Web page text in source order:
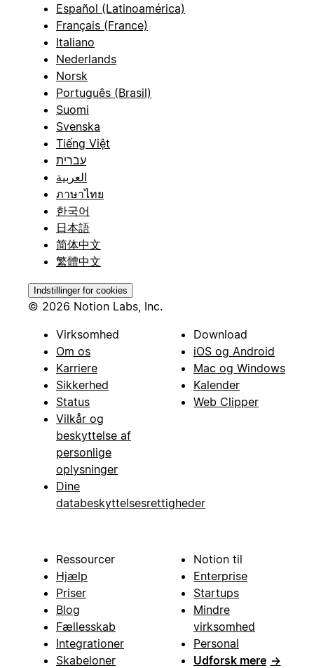
Español (Latinoamérica)
Français (France)
Italiano
Nederlands
Norsk
Português (Brasil)
Suomi
Svenska
Tiếng Việt
עברית
العربية
ภาษาไทย
한국어
日本語
简体中文
繁體中文
Indstillinger for cookies
© 2026 Notion Labs, Inc.
Virksomhed
Om os
Karriere
Sikkerhed
Status
Vilkår og
beskyttelse af
personlige
oplysninger
Dine
databeskyttelsesrettigheder
Download
iOS og Android
Mac og Windows
Kalender
Web Clipper
Ressourcer
Hjælp
Priser
Blog
Fællesskab
Integrationer
Skabeloner
Notion til
Enterprise
Startups
Mindre
virksomhed
Personal
Udforsk mere →